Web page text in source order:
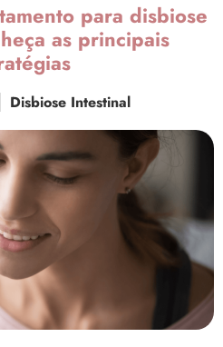
para disbiose
as principais
Disbiose Intestinal